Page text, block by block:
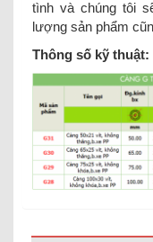
tình và chúng tôi
lượng sản phẩm
Thông số kỹ thuật: